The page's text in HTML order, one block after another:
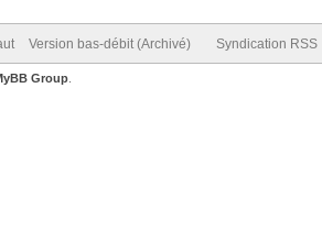
Version bas-débit (Archivé) Syndication RSS
Group